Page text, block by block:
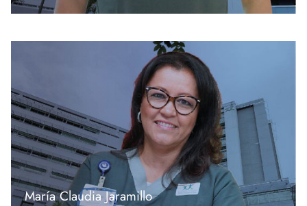
María Claudia Jaramillo